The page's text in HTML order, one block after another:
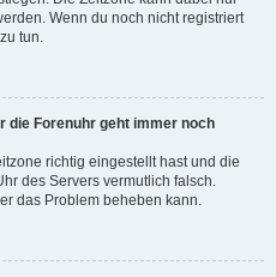
Wenn du noch nicht registriert
tun.
die Forenuhr geht immer noch
richtig eingestellt hast und die
des Servers vermutlich falsch.
das Problem beheben kann.